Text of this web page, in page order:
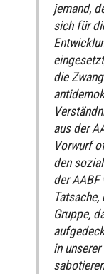
jemand,
sich für
die
aus der
Vorwurf
den
der
Gruppe,
in